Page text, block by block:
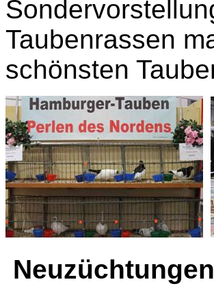
Taubenrassen
schönsten
Neuzüchtungen